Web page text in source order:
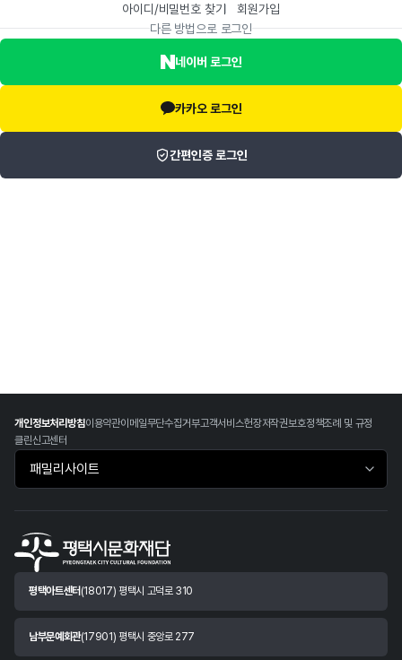
아이디/비밀번호 찾기
회원가입
다른 방법으로 로그인
네이버 로그인
카카오 로그인
간편인증 로그인
개인정보처리방침이용약관이메일무단수집거부고객서비스헌장저작권보호정책조례 및 규정
클린신고센터
패밀리사이트 바로가기
평택아트센터 (18017) 평택시 고덕로 310
남부문예회관(17901) 평택시 중앙로 277